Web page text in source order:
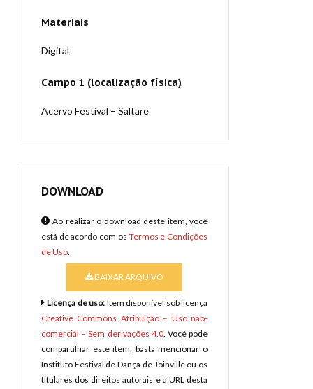
Materiais
Digital
Campo 1 (localização física)
Acervo Festival – Saltare
DOWNLOAD
Ao realizar o download deste item, você
está de acordo com os Termos e Condições
de Uso.
BAIXAR ARQUIVO
Licença de uso: Item disponível sob licença
Creative Commons Atribuição – Uso não-
comercial – Sem derivações 4.0. Você pode
compartilhar este item, basta mencionar o
Instituto Festival de Dança de Joinville ou os
titulares dos direitos autorais e a URL desta